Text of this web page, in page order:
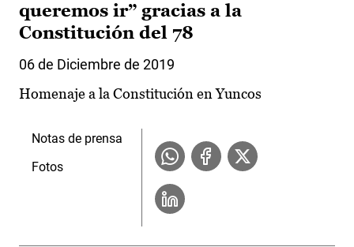
queremos ir” gracias a la
Constitución del 78
06 de Diciembre de 2019
Homenaje a la Constitución en Yuncos
Notas de prensa
Fotos